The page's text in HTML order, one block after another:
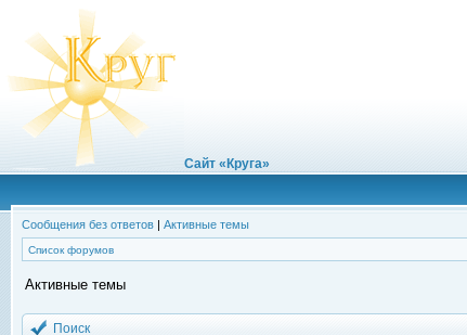
Сайт «Круга»
Сообщения без ответов | Активные темы
Список форумов
Активные темы
Поиск